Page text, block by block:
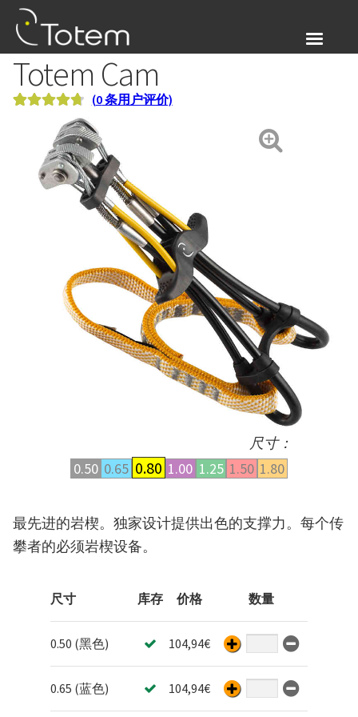
Skip
to
navigation
Skip
to
content
关于我们
Expand
child
menu
Totem Cam
简体中文
Expand
child
menu
Totem Cam
5，已有位
客户进行了
(0条用户评价)
尺寸：
0.50 0.65 0.80 1.00 1.25 1.50 1.80
最先进的岩楔。独家设计提供出色的支撑力。每个传
攀者的必须岩楔设备。
尺寸 库存 价格 数量
0.50 (黑色) 104,94€
0.65 (蓝色) 104,94€